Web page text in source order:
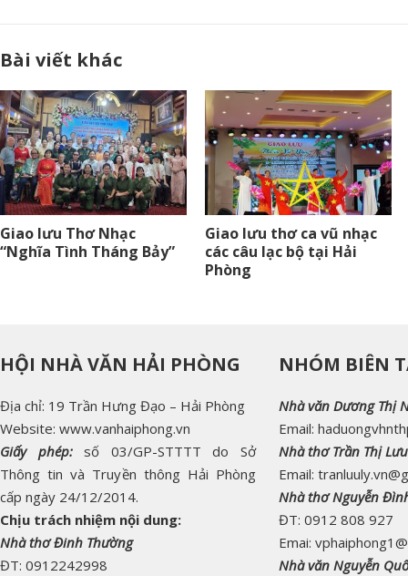
Bài viết khác
Giao lưu Thơ Nhạc
“Nghĩa Tình Tháng Bảy”
Giao lưu thơ ca vũ nhạc
các câu lạc bộ tại Hải
Phòng
HỘI NHÀ VĂN HẢI PHÒNG
Địa chỉ: 19 Trần Hưng Đạo – Hải Phòng
Website: www.vanhaiphong.vn
Giấy phép:
số 03/GP-STTTT do Sở
Thông tin và Truyền thông Hải Phòng
cấp ngày 24/12/2014.
Chịu trách nhiệm nội dung:
Nhà thơ Đinh Thường
ĐT: 0912242998
NHÓM BIÊN
Nhà văn Dương Thị
Email:
Nhà thơ Trần Thị
Email:
Nhà thơ Nguyễn
ĐT: 0912 808 927
Emai:
Nhà văn Nguyễn